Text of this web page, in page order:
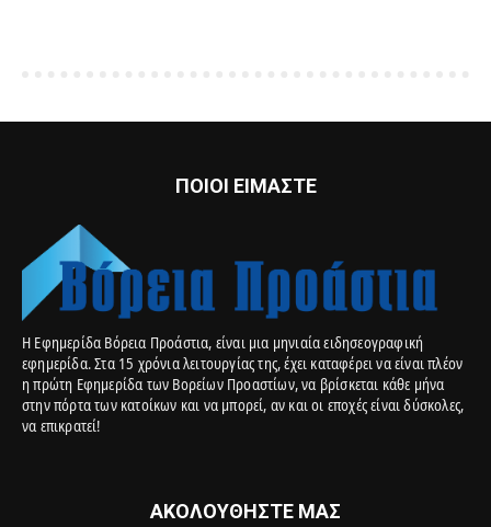
ΠΟΙΟΙ ΕΙΜΑΣΤΕ
Η Εφημερίδα Βόρεια Προάστια, είναι μια μηνιαία ειδησεογραφική
εφημερίδα. Στα 15 χρόνια λειτουργίας της, έχει καταφέρει να είναι πλέον
η πρώτη Εφημερίδα των Βορείων Προαστίων, να βρίσκεται κάθε μήνα
στην πόρτα των κατοίκων και να μπορεί, αν και οι εποχές είναι δύσκολες,
να επικρατεί!
ΑΚΟΛΟΥΘΗΣΤΕ ΜΑΣ